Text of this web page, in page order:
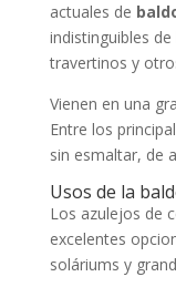
actuales de
indistinguibles
travertinos y
Vienen en una
Entre los
sin esmaltar, de
Usos de la
Los azulejos de
excelentes
soláriums y